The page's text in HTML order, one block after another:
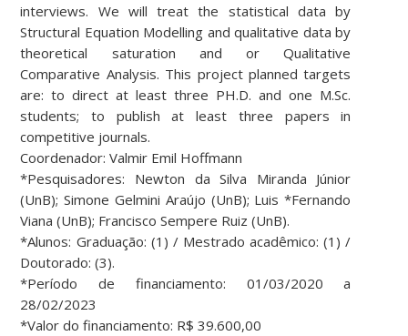
interviews. We will treat the statistical data by
Structural Equation Modelling and qualitative data by
theoretical saturation and or Qualitative
Comparative Analysis. This project planned targets
are: to direct at least three PH.D. and one M.Sc.
students; to publish at least three papers in
competitive journals.
Coordenador: Valmir Emil Hoffmann
*Pesquisadores: Newton da Silva Miranda Júnior
(UnB); Simone Gelmini Araújo (UnB); Luis *Fernando
Viana (UnB); Francisco Sempere Ruiz (UnB).
*Alunos: Graduação: (1) / Mestrado acadêmico: (1) /
Doutorado: (3).
*Período de financiamento: 01/03/2020 a
28/02/2023
*Valor do financiamento: R$ 39.600,00